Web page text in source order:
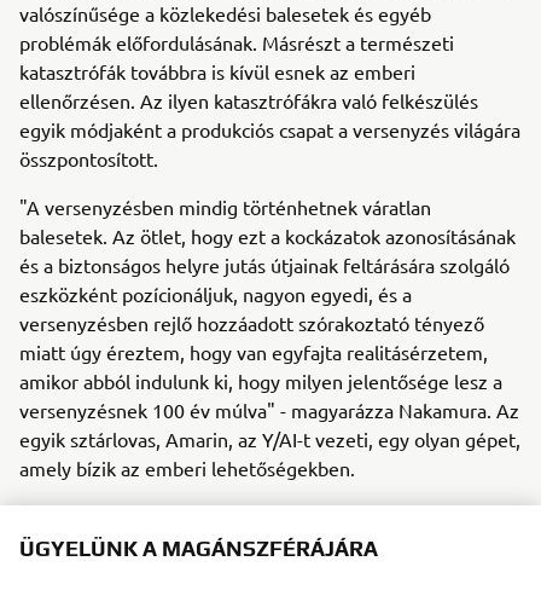
valószínűsége a közlekedési balesetek és egyéb
problémák előfordulásának. Másrészt a természeti
katasztrófák továbbra is kívül esnek az emberi
ellenőrzésen. Az ilyen katasztrófákra való felkészülés
egyik módjaként a produkciós csapat a versenyzés világára
összpontosított.
"A versenyzésben mindig történhetnek váratlan
balesetek. Az ötlet, hogy ezt a kockázatok azonosításának
és a biztonságos helyre jutás útjainak feltárására szolgáló
eszközként pozícionáljuk, nagyon egyedi, és a
versenyzésben rejlő hozzáadott szórakoztató tényező
miatt úgy éreztem, hogy van egyfajta realitásérzetem,
amikor abból indulunk ki, hogy milyen jelentősége lesz a
versenyzésnek 100 év múlva" - magyarázza Nakamura. Az
egyik sztárlovas, Amarin, az Y/AI-t vezeti, egy olyan gépet,
amely bízik az emberi lehetőségekben.
motor tervezése megtartja a versenyző pozícióját, mint a
ÜGYELÜNK A MAGÁNSZFÉRÁJÁRA